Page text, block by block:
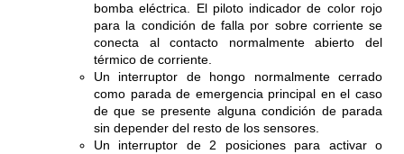
bomba eléctrica. El piloto indicador de color rojo
para la condición de falla por sobre corriente se
conecta al contacto normalmente abierto del
térmico de corriente.
Un interruptor de hongo normalmente cerrado
como parada de emergencia principal en el caso
de que se presente alguna condición de parada
sin depender del resto de los sensores.
Un interruptor de 2 posiciones para activar o